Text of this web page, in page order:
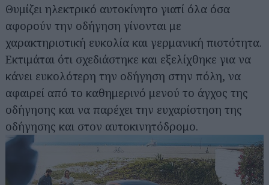
Θυμίζει ηλεκτρικό αυτοκίνητο γιατί όλα όσα
αφορούν την οδήγηση γίνονται με
χαρακτηριστική ευκολία και γερμανική πιστότητα.
Εκτιμάται ότι σχεδιάστηκε και εξελίχθηκε για να
κάνει ευκολότερη την οδήγηση στην πόλη, να
αφαιρεί από το καθημερινό μενού το άγχος της
οδήγησης και να παρέχει την ευχαρίστηση της
οδήγησης και στον αυτοκινητόδρομο.